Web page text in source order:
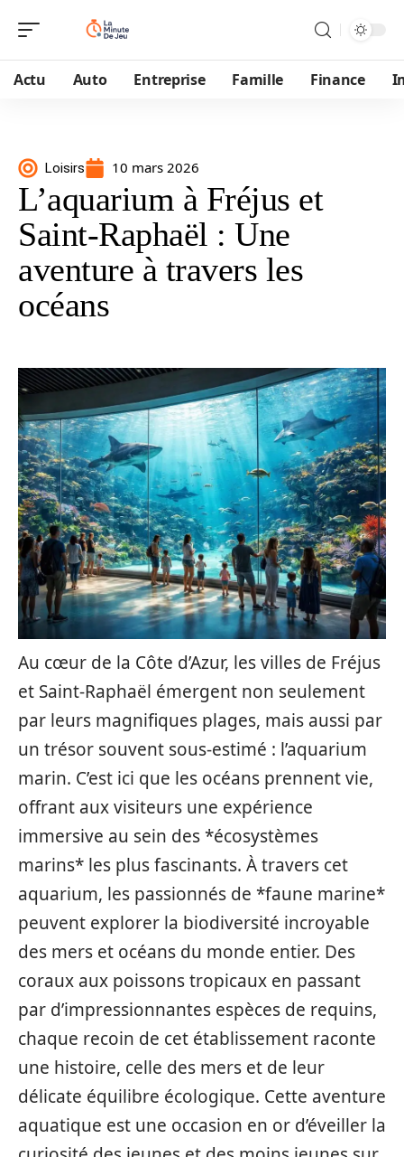
Actu Auto Entreprise Famille Finance
Loisirs 10 mars 2026
L’aquarium à Fréjus et
Saint-Raphaël : Une
aventure à travers les
océans
Au cœur de la Côte d’Azur, les villes de Fréjus
et Saint-Raphaël émergent non seulement
par leurs magnifiques plages, mais aussi par
un trésor souvent sous-estimé : l’aquarium
marin. C’est ici que les océans prennent vie,
offrant aux visiteurs une expérience
immersive au sein des *écosystèmes
marins* les plus fascinants. À travers cet
aquarium, les passionnés de *faune marine*
peuvent explorer la biodiversité incroyable
des mers et océans du monde entier. Des
coraux aux poissons tropicaux en passant
par d’impressionnantes espèces de requins,
chaque recoin de cet établissement raconte
une histoire, celle des mers et de leur
délicate équilibre écologique. Cette aventure
aquatique est une occasion en or d’éveiller la